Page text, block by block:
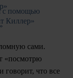
с помощью
Киллер»
сами.
«посмотрю
говорит, что все